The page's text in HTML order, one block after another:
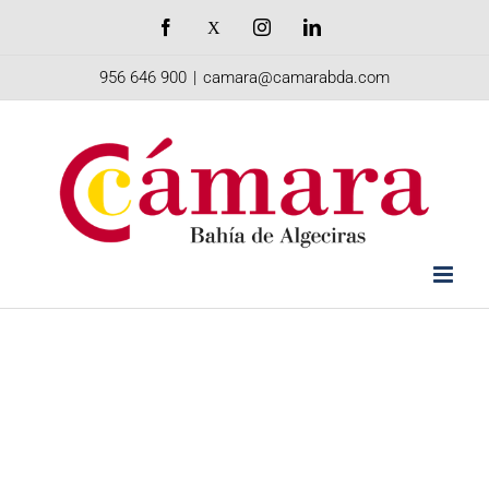
Facebook InstagramLinkedIn
956 646 900 | camara@camarabda.com